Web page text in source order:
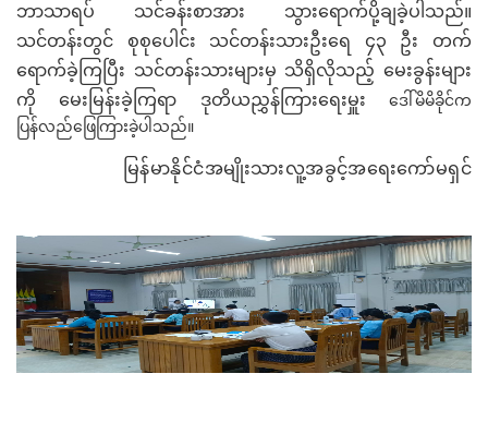
ဘာသာရပ် သင်ခန်းစာအား သွားရောက်ပို့ချခဲ့ပါသည်။
သင်တန်းတွင် စုစုပေါင်း သင်တန်းသားဦးရေ ၄၃ ဦး တက်
ရောက်ခဲ့ကြပြီး သင်တန်းသားများမှ သိရှိလိုသည့် မေးခွန်းများ
ကို မေးမြန်းခဲ့ကြရာ ဒုတိယညွှန်ကြားရေးမှူး ဒေါ်မိမိခိုင်က
ပြန်လည်ဖြေကြားခဲ့ပါသည်။
မြန်မာနိုင်ငံအမျိုးသားလူ့အခွင့်အရေးကော်မရှင်